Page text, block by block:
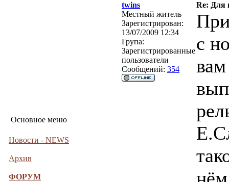
Основное меню
Новости - NEWS
Архив
ФОРУМ
twins
Re: Для
Местный житель
Зарегистрирован:
13/07/2009 12:34
Група:
Зарегистрированные
пользователи
Сообщений: 354
с